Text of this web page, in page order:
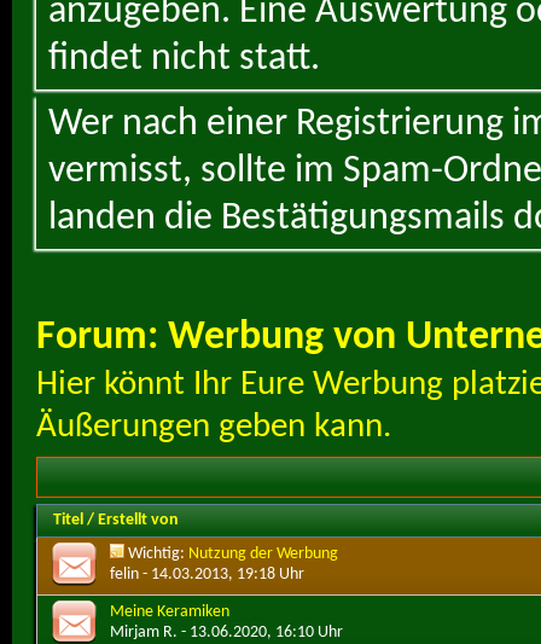
anzugeben. Eine Auswertung
findet nicht statt.
Wer nach einer Registrierung
vermisst, sollte im Spam-
landen die Bestätigungsmails
Forum: Werbung von
Hier könnt Ihr Eure Werbung
Äußerungen geben kann.
Titel / Erstellt von
Wichtig: Nutzung der Werbung
felin - 14.03.2013, 19:18 Uhr
Meine Keramiken
Mirjam R. - 13.06.2020, 16:10 Uhr